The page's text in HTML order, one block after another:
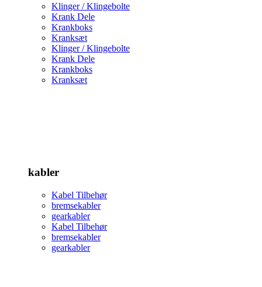
Klinger / Klingebolte
Krank Dele
Krankboks
Kranksæt
Klinger / Klingebolte
Krank Dele
Krankboks
Kranksæt
kabler
Kabel Tilbehør
bremsekabler
gearkabler
Kabel Tilbehør
bremsekabler
gearkabler